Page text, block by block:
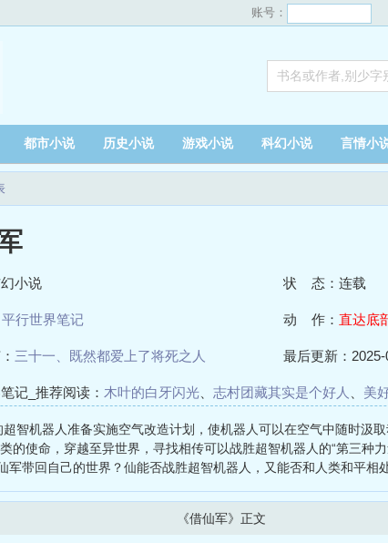
账号：
都市小说 历史小说 游戏小说 科幻小说 言情小
小说 状 态：连载
平行世界笔记 动 作： 直达底
三十一、既然都爱上了将死之人 最后更新：
记_推荐阅读： 木叶的白牙闪光 志村团藏其实是个好人 美
智机器人准备实施空气改造计划，使机器人可以在空气中随时汲
的使命，穿越至异世界，寻找相传可以战胜超智机器人的“第三种
军带回自己的世界？仙能否战胜超智机器人，又能否和人类和平相
《借仙军》正文